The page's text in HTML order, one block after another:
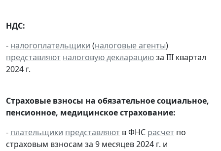
НДС:
- налогоплательщики (налоговые агенты)
представляют налоговую декларациюза III квартал
2024 г.
Страховые взносы на обязательное социальное,
пенсионное, медицинское страхование:
- плательщики представляют в ФНС расчет по
страховым взносам за 9 месяцев 2024 г. и